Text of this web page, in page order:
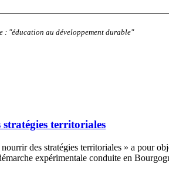
: "éducation au développement durable"
territoriales
des stratégies territoriales » a pour
expérimentale conduite en